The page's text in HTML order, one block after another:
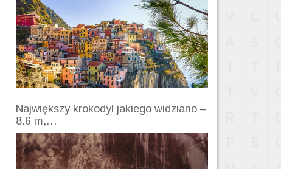
Największy krokodyl jakiego widziano –
8.6 m,…